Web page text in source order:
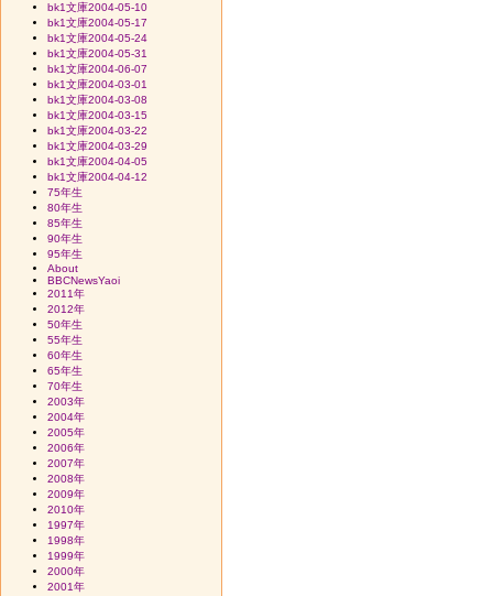
bk1文庫2004-05-10
bk1文庫2004-05-17
bk1文庫2004-05-24
bk1文庫2004-05-31
bk1文庫2004-06-07
bk1文庫2004-03-01
bk1文庫2004-03-08
bk1文庫2004-03-15
bk1文庫2004-03-22
bk1文庫2004-03-29
bk1文庫2004-04-05
bk1文庫2004-04-12
75年生
80年生
85年生
90年生
95年生
About
BBCNewsYaoi
2011年
2012年
50年生
55年生
60年生
65年生
70年生
2003年
2004年
2005年
2006年
2007年
2008年
2009年
2010年
1997年
1998年
1999年
2000年
2001年